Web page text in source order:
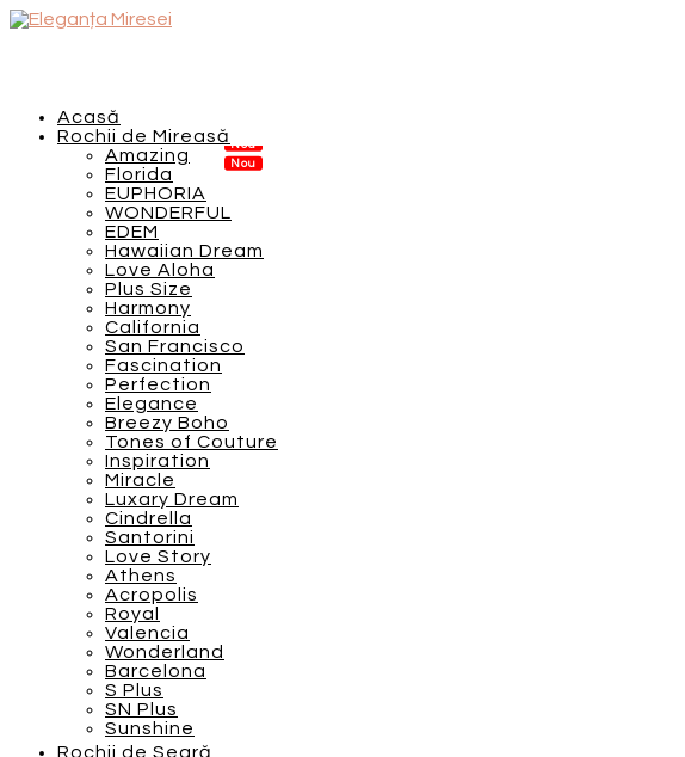
Acasă
Rochii de Mireasă
Amazing
Florida
EUPHORIA
WONDERFUL
EDEM
Hawaiian Dream
Love Aloha
Plus Size
Harmony
California
San Francisco
Fascination
Perfection
Elegance
Breezy Boho
Tones of Couture
Inspiration
Miracle
Luxary Dream
Cindrella
Santorini
Love Story
Athens
Acropolis
Royal
Valencia
Wonderland
Barcelona
S Plus
SN Plus
Sunshine
Rochii de Seară